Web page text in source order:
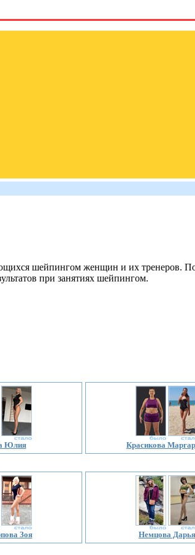
шейпингом женщин и их тренеров.
при занятиях шейпингом.
Юлия Красикова
Зоя Немцова Дарья